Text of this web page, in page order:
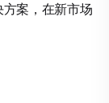
案，在新市场